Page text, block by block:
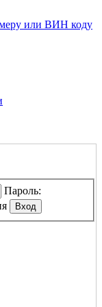
или ВИН коду
Пароль: